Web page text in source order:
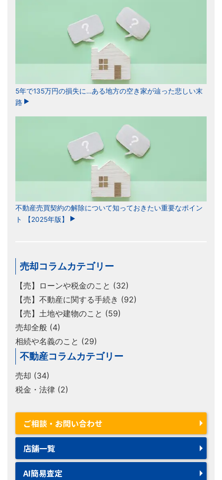
5年で135万円の損失に…ある地方の空き家が辿った悲しい末
路
不動産売買契約の解除について知っておきたい重要なポイン
ト 【2025年版】
売却コラムカテゴリー
【売】ローンや税金のこと (32)
【売】不動産に関する手続き (92)
【売】土地や建物のこと (59)
売却全般 (4)
相続や名義のこと (29)
不動産コラムカテゴリー
売却 (34)
税金・法律 (2)
ご相談・お問い合わせ
店舗一覧
AI簡易査定